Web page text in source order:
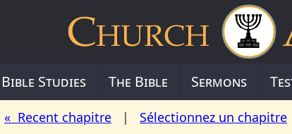
Bible Studies The Bible Sermons
« Recent chapitre | Sélectionnez un chapitre